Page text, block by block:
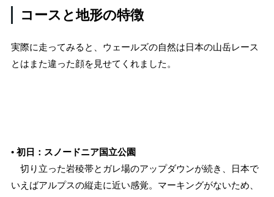
コースと地形の特徴
実際に走ってみると、ウェールズの自然は日本の山岳レース
とはまた違った顔を見せてくれました。
• 初日：スノードニア国立公園
切り立った岩稜帯とガレ場のアップダウンが続き、日本で
いえばアルプスの縦走に近い感覚。マーキングがないため、